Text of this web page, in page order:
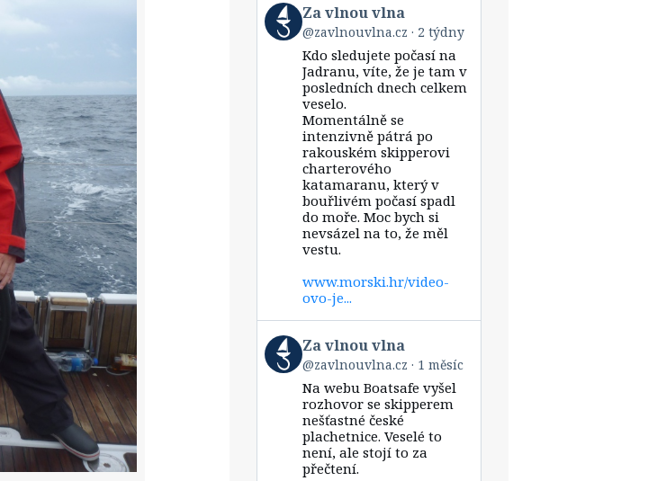
View
post
by
Bluesky
Za vlnou vlna
@zavlnouvlna.cz 2 týdny
Kdo sledujete počasí na
Jadranu, víte, že je tam v
posledních dnech celkem
veselo.
Momentálně se
intenzivně pátrá po
rakouském skipperovi
charterového
katamaranu, který v
bouřlivém počasí spadl
do moře. Moc bych si
nevsázel na to, že měl
vestu.
www.morski.hr/video-
ovo-je...
View
post
by
Bluesky
Za vlnou vlna
@zavlnouvlna.cz 1 měsíc
Na webu Boatsafe vyšel
rozhovor se skipperem
nešťastné české
plachetnice. Veselé to
není, ale stojí to za
přečtení.